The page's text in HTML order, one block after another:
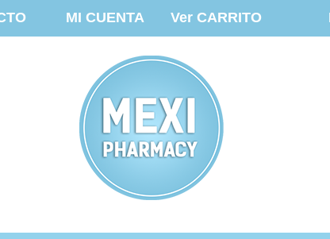
MI CUENTA Ver CARRITO